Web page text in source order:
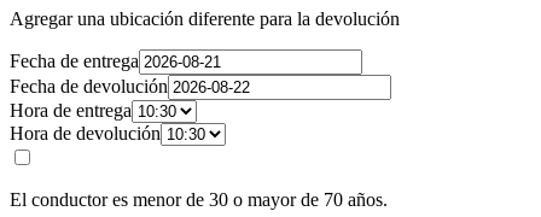
Agregar una ubicación diferente para la devolución
Fecha de entrega
Fecha de devolución
Hora de entrega
Hora de devolución
El conductor es menor de 30 o mayor de 70 años.